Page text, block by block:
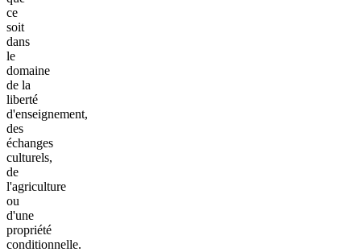
ce
soit
dans
le
domaine
de la
liberté
d'enseignement,
des
échanges
culturels,
de
l'agriculture
ou
d'une
propriété
conditionnelle.